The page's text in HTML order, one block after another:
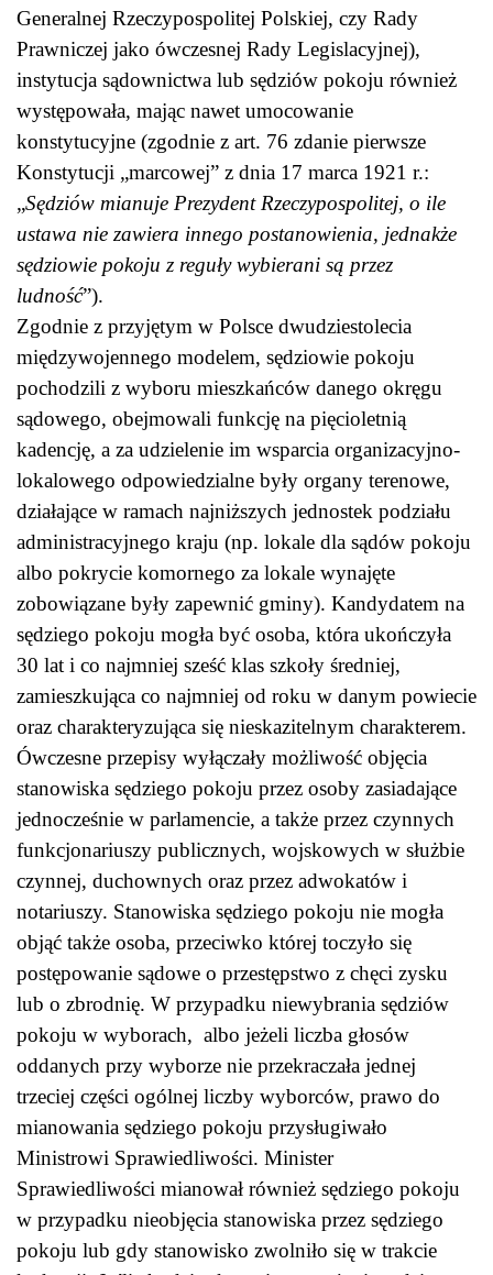
Generalnej Rzeczypospolitej Polskiej, czy Rady
Prawniczej jako ówczesnej Rady Legislacyjnej),
instytucja sądownictwa lub sędziów pokoju również
występowała, mając nawet umocowanie
konstytucyjne (zgodnie z art. 76 zdanie pierwsze
Konstytucji „marcowej” z dnia 17 marca 1921 r.:
„Sędziów mianuje Prezydent Rzeczypospolitej, o ile
ustawa nie zawiera innego postanowienia, jednakże
sędziowie pokoju z reguły wybierani są przez
ludność”).
Zgodnie z przyjętym w Polsce dwudziestolecia
międzywojennego modelem, sędziowie pokoju
pochodzili z wyboru mieszkańców danego okręgu
sądowego, obejmowali funkcję na pięcioletnią
kadencję, a za udzielenie im wsparcia organizacyjno-
lokalowego odpowiedzialne były organy terenowe,
działające w ramach najniższych jednostek podziału
administracyjnego kraju (np. lokale dla sądów pokoju
albo pokrycie komornego za lokale wynajęte
zobowiązane były zapewnić gminy). Kandydatem na
sędziego pokoju mogła być osoba, która ukończyła
30 lat i co najmniej sześć klas szkoły średniej,
zamieszkująca co najmniej od roku w danym powiecie
oraz charakteryzująca się nieskazitelnym charakterem.
Ówczesne przepisy wyłączały możliwość objęcia
stanowiska sędziego pokoju przez osoby zasiadające
jednocześnie w parlamencie, a także przez czynnych
funkcjonariuszy publicznych, wojskowych w służbie
czynnej, duchownych oraz przez adwokatów i
notariuszy. Stanowiska sędziego pokoju nie mogła
objąć także osoba, przeciwko której toczyło się
postępowanie sądowe o przestępstwo z chęci zysku
lub o zbrodnię. W przypadku niewybrania sędziów
pokoju w wyborach, albo jeżeli liczba głosów
oddanych przy wyborze nie przekraczała jednej
trzeciej części ogólnej liczby wyborców, prawo do
mianowania sędziego pokoju przysługiwało
Ministrowi Sprawiedliwości. Minister
Sprawiedliwości mianował również sędziego pokoju
w przypadku nieobjęcia stanowiska przez sędziego
pokoju lub gdy stanowisko zwolniło się w trakcie